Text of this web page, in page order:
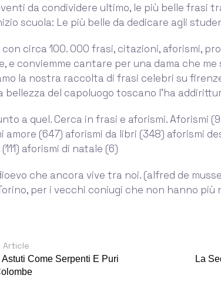
da condividere ultimo, le più belle frasi
scuola: Le più belle da dedicare agli
con circa 100. 000 frasi, citazioni, aforismi,
e conviemme cantare per una dama che
la nostra raccolta di frasi celebri su
bellezza del capoluogo toscano l’ha
a quel. Cerca in frasi e aforismi. Aforismi
amore (647) aforismi da libri (348) aforismi
aforismi di natale (6)
che ancora vive tra noi. (alfred de
per i vecchi coniugi che non hanno più
Article
Come Serpenti E Puri
La